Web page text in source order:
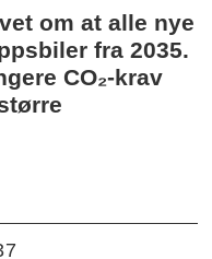
om at alle nye
fra 2035.
CO₂-krav